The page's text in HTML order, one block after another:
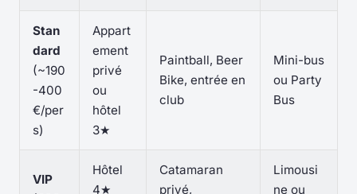
Stan
dard
(~190
-400
€/per
s)
Appart
ement
privé
ou
hôtel
3★
Paintball, Beer
Bike, entrée en
club
Mini-bus
ou Party
Bus
VIP
Hôtel
4★
Catamaran
privé,
Limousi
ne ou